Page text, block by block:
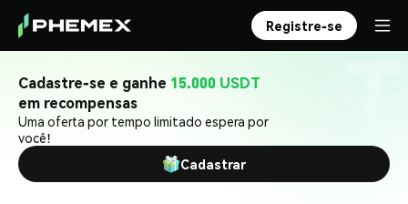
Registre-se
Cadastre-se e ganhe 15.000 USDT
em recompensas
Uma oferta por tempo limitado espera por
você!
Cadastrar